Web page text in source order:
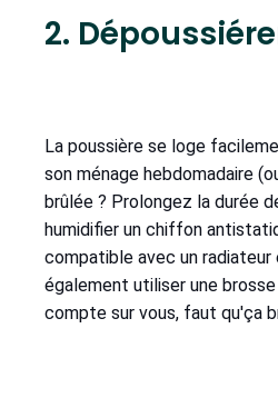
2.
La poussière se loge
son ménage hebdomadaire
brûlée ? Prolongez la durée
humidifier un chiffon
compatible avec un radiateur
également utiliser une
compte sur vous, faut qu'ça